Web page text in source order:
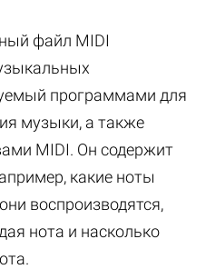
файл MIDI
программами для
музыки, а также
MIDI. Он содержит
какие ноты
воспроизводятся,
нота и насколько